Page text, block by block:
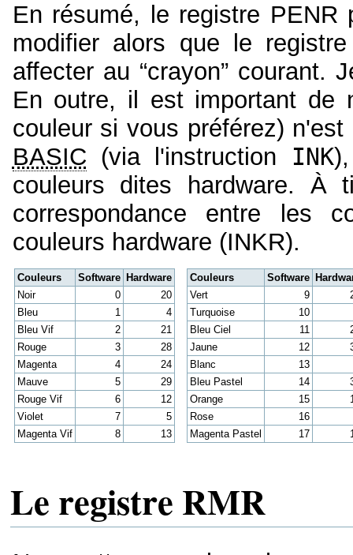
En résumé, le registre PENR
modifier alors que le
affecter au “crayon” courant.
En outre, il est important de
couleur si vous préférez)
BASIC (via l'instruction INK
couleurs dites hardware. À
correspondance entre les
couleurs hardware (INKR).
Couleurs Software
Hardware
Noir
0
20
Bleu
1
4
Bleu Vif
2
21
Rouge
3
28
Magenta
4
24
Mauve
5
29
Rouge Vif
6
12
Violet
7
5
Magenta Vif
8 13
Couleurs Software
Vert
9
Turquoise
10
Bleu Ciel
11
Jaune
12
Blanc
13
Bleu Pastel
14
Orange
15
Rose
16
Magenta Pastel
17
Le registre RMR